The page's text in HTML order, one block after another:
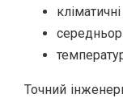
Точний